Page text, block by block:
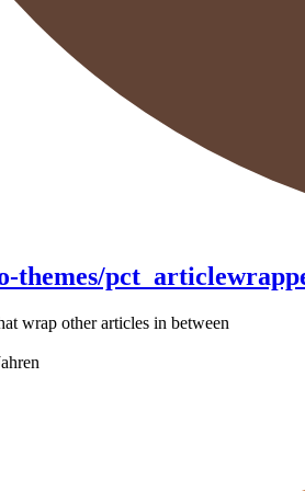
themes/
wrap other articles in between